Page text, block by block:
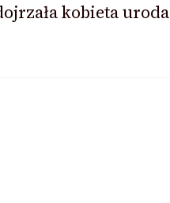
kobieta uroda